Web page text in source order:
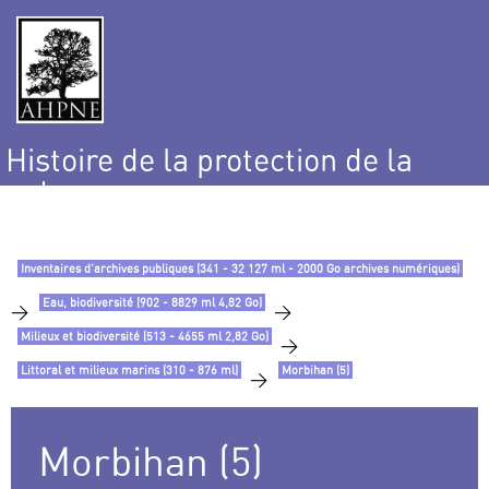
Histoire de la protection de la
nature
Inventaires d’archives publiques (341 - 32 127 ml - 2000 Go archives numériques)
> Eau, biodiversité (902 - 8829 ml 4,82 Go) >
Milieux et biodiversité (513 - 4655 ml 2,82 Go) >
Littoral et milieux marins (310 - 876 ml) > Morbihan (5)
Morbihan (5)